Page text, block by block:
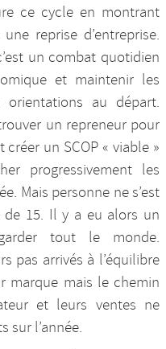
ce cycle en montrant
reprise d’entreprise.
un combat quotidien
et maintenir les
au départ.
un repreneur pour
un SCOP « viable »
progressivement les
Mais personne ne s’est
15. Il y a eu alors un
tout le monde.
pas arrivés à l’équilibre
marque mais le chemin
et leurs ventes ne
sur l’année.